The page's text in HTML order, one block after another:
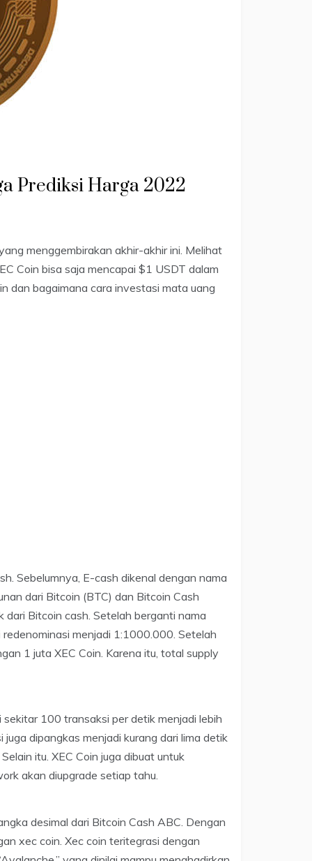
Prediksi Harga 2022
menggembirakan akhir-akhir ini. Melihat
Coin bisa saja mencapai $1 USDT dalam
dan bagaimana cara investasi mata uang
Sebelumnya, E-cash dikenal dengan nama
dari Bitcoin (BTC) dan Bitcoin Cash
Bitcoin cash. Setelah berganti nama
menjadi 1:1000.000. Setelah
1 juta XEC Coin. Karena itu, total supply
100 transaksi per detik menjadi lebih
dipangkas menjadi kurang dari lima detik
itu. XEC Coin juga dibuat untuk
akan diupgrade setiap tahu.
desimal dari Bitcoin Cash ABC. Dengan
xec coin. Xec coin teritegrasi dengan